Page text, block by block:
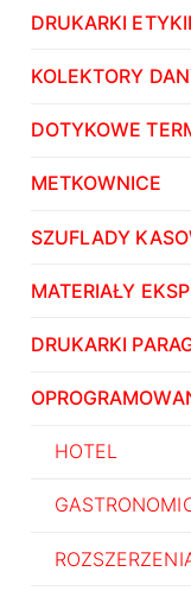
DRUKARKI
KOLEKTORY
DOTYKOWE
METKOWNICE
SZUFLADY
MATERIAŁY
DRUKARKI
HOTEL